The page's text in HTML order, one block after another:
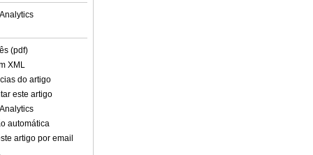
(pdf)
XML
do artigo
este artigo
automática
artigo por email